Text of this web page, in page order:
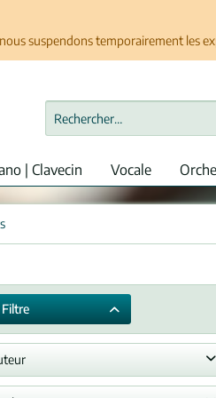
suspendons temporairement les
| Clavecin Vocale
Filtre